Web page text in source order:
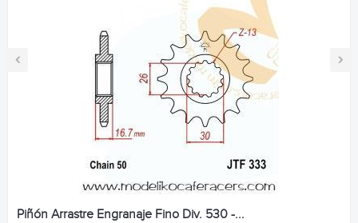
‹ ›
Piñón Arrastre Engranaje Fino Div. 530 -...